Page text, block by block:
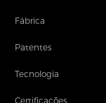
Fábrica
Patentes
Tecnologia
Certificações